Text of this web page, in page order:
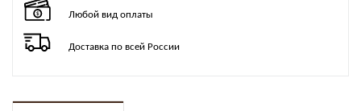
Любой вид оплаты
Доставка по всей России